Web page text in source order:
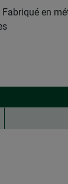
Fabriqué en